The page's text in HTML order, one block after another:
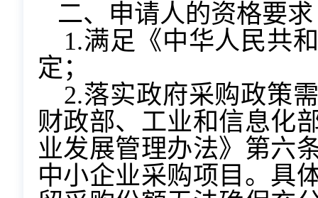
二、申请人的资格要求
1.满足《中华人民共
定；
2.落实政府采购政策
财政部、工业和信息化
业发展管理办法》第六
中小企业采购项目。具